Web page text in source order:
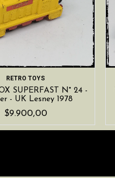
RETRO TOYS
SUPERFAST N° 24 -
- UK Lesney 1978
$9.900,00